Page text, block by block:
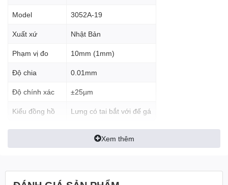
Model 3052A-19
Xuất xứ Nhật Bản
Phạm vị đo 10mm (1mm)
Độ chia 0.01mm
Độ chính xác ±25µm
Kiểu đồng hồ Lưng có tai bắt với đế gá
Xem thêm